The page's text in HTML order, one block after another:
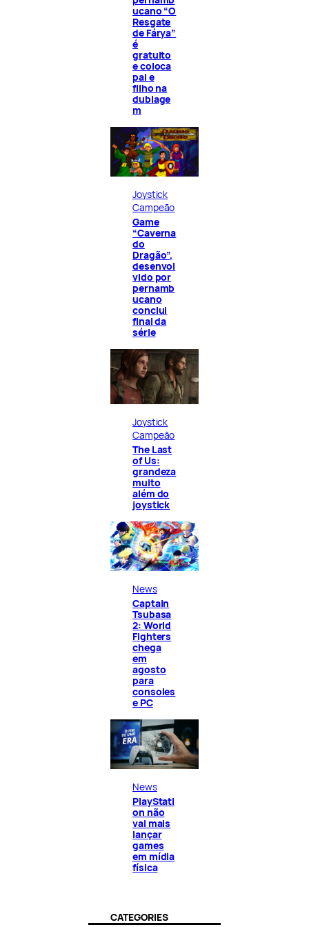
ucano “O
Resgate
de Fárya”
é
gratuito
e coloca
pai e
filho na
dublage
m
Joystick
Campeão
Game
“Caverna
do
Dragão”,
desenvol
vido por
pernamb
ucano
conclui
final da
série
Joystick
Campeão
The Last
of Us:
grandeza
muito
além do
joystick
News
Captain
Tsubasa
2: World
Fighters
chega
em
agosto
para
consoles
e PC
News
PlayStati
on não
vai mais
lançar
games
em mídia
física
CATEGORIES